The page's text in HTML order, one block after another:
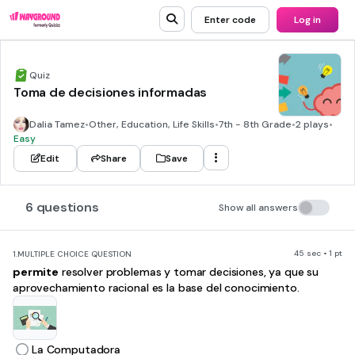
Enter code Log in
Quiz
Toma de decisiones informadas
Dalia Tamez•Other, Education, Life Skills•7th - 8th Grade•2 plays•
Easy
Edit
Share Save
6 questions Show all answers
1.MULTIPLE CHOICE QUESTION 45 sec • 1 pt
permite resolver problemas y tomar decisiones, ya que su
aprovechamiento racional es la base del conocimiento.
La Computadora